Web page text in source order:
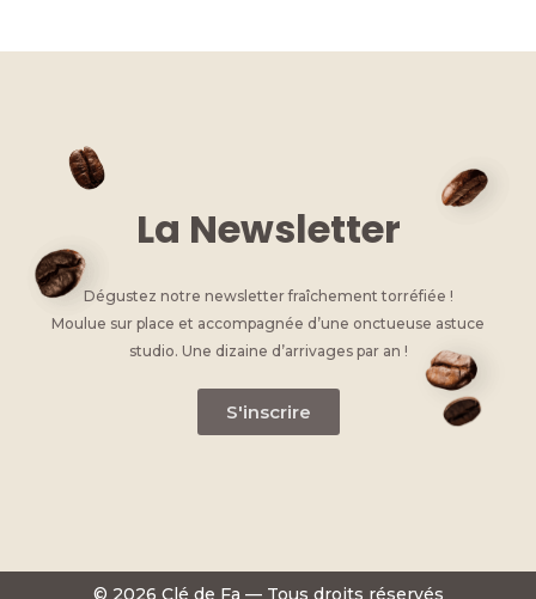
La Newsletter
Dégustez notre newsletter fraîchement torréfiée !
Moulue sur place et accompagnée d’une onctueuse astuce
studio. Une dizaine d’arrivages par an !
S'inscrire
© 2026 Clé de Fa — Tous droits réservés